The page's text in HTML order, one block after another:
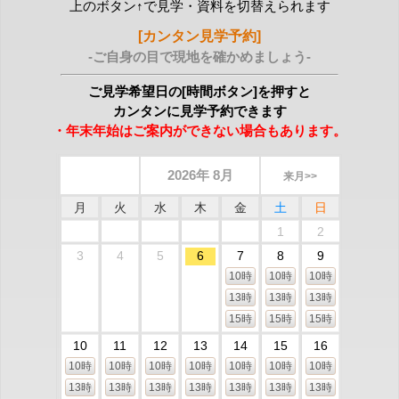
上のボタン↑で見学・資料を切替えられます
[カンタン見学予約]
-ご自身の目で現地を確かめましょう-
ご見学希望日の[時間ボタン]を押すと
カンタンに見学予約できます
・年末年始はご案内ができない場合もあります。
2026年 8月 来月>>
月 火 水 木 金 土
日
1
2
3
4 5 6 7
10時
13時
15時
8
10時
13時
15時
9
10時
13時
15時
10
10時
13時
11
10時
13時
12
10時
13時
13
10時
13時
14
10時
13時
15
10時
13時
16
10時
13時